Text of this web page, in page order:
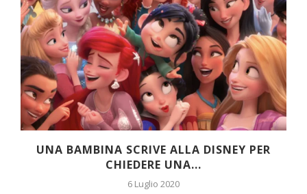
UNA BAMBINA SCRIVE ALLA DISNEY PER
CHIEDERE UNA...
6 Luglio 2020